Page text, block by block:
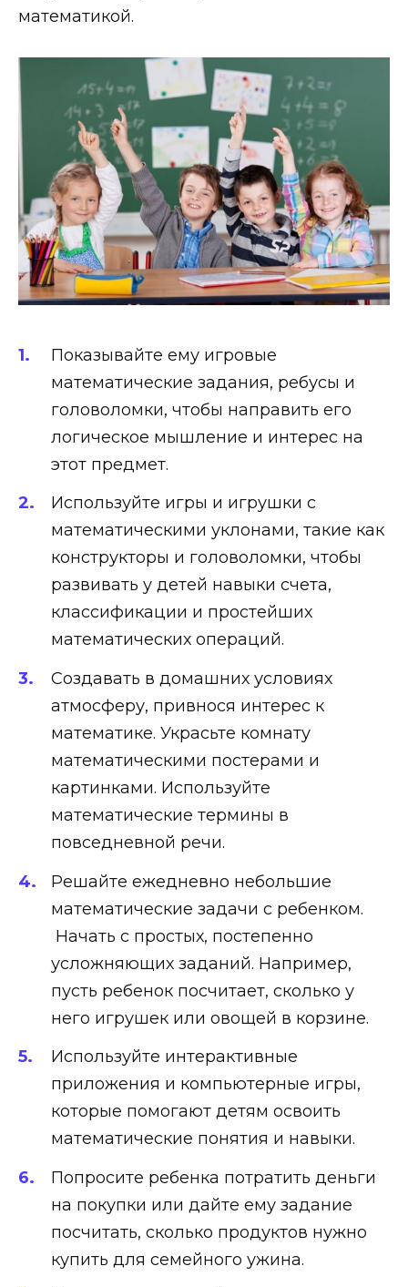
математикой.
Показывайте ему игровые
математические задания, ребусы и
головоломки, чтобы направить его
логическое мышление и интерес на
этот предмет.
Используйте игры и игрушки с
математическими уклонами, такие как
конструкторы и головоломки, чтобы
развивать у детей навыки счета,
классификации и простейших
математических операций.
Создавать в домашних условиях
атмосферу, привнося интерес к
математике. Украсьте комнату
математическими постерами и
картинками. Используйте
математические термины в
повседневной речи.
Решайте ежедневно небольшие
математические задачи с ребенком.
Начать с простых, постепенно
усложняющих заданий. Например,
пусть ребенок посчитает, сколько у
него игрушек или овощей в корзине.
Используйте интерактивные
приложения и компьютерные игры,
которые помогают детям освоить
математические понятия и навыки.
Попросите ребенка потратить деньги
на покупки или дайте ему задание
посчитать, сколько продуктов нужно
купить для семейного ужина.